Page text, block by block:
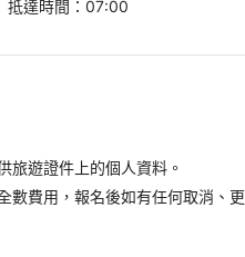
抵達時間 ： 07:00
旅遊證件上的個人資料。
數費用，報名後如有任何取消、